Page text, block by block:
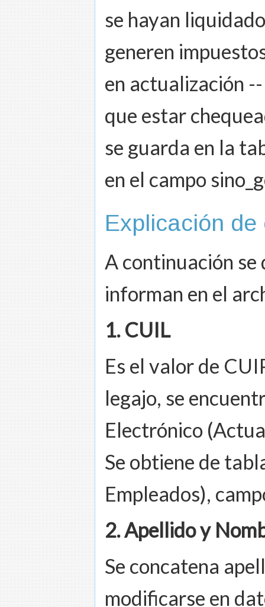
se hayan
generen
en actualización
que estar
se guarda en la
en el campo
Explicación de
A continuación se
informan en el
1. CUIL
Es el valor de
legajo, se
Electrónico
Se obtiene de
Empleados),
2. Apellido y
Se concatena
modificarse en